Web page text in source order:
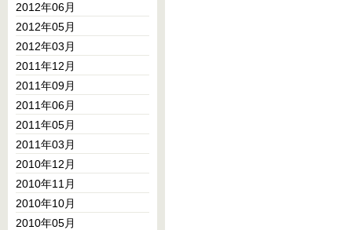
2012年06月
2012年05月
2012年03月
2011年12月
2011年09月
2011年06月
2011年05月
2011年03月
2010年12月
2010年11月
2010年10月
2010年05月